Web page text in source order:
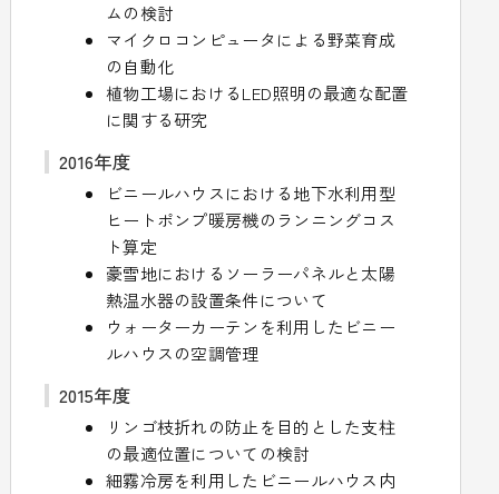
ムの検討
マイクロコンピュータによる野菜育成
の自動化
植物工場におけるLED照明の最適な配置
に関する研究
2016年度
ビニールハウスにおける地下水利用型
ヒートポンプ暖房機のランニングコス
ト算定
豪雪地におけるソーラーパネルと太陽
熱温水器の設置条件について
ウォーターカーテンを利用したビニー
ルハウスの空調管理
2015年度
リンゴ枝折れの防止を目的とした支柱
の最適位置についての検討
細霧冷房を利用したビニールハウス内